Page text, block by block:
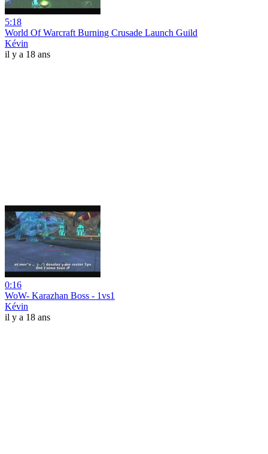
5:18
World Of Warcraft Burning Crusade Launch Guild
Kévin
il y a 18 ans
0:16
WoW- Karazhan Boss - 1vs1
Kévin
il y a 18 ans